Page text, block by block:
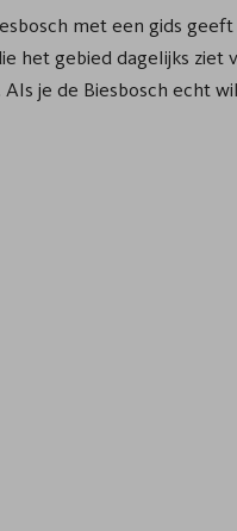
met een gids
het gebied dagelijks
je de Biesbosch echt